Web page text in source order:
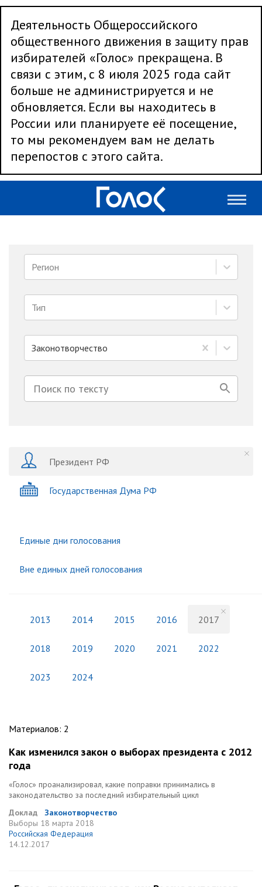
Деятельность Общероссийского
общественного движения в защиту прав
избирателей «Голос» прекращена. В
связи с этим, с 8 июля 2025 года сайт
больше не администрируется и не
обновляется. Если вы находитесь в
России или планируете её посещение,
то мы рекомендуем вам не делать
перепостов с этого сайта.
Регион
Тип
Законотворчество
Президент РФ
Государственная Дума РФ
Единые дни голосования
Вне единых дней голосования
2013 2014 2015 2016 2017
2018 2019 2020 2021 2022
2023 2024
Материалов: 2
Как изменился закон о выборах президента с 2012
года
«Голос» проанализировал, какие поправки принимались в
законодательство за последний избирательный цикл
Доклад
Законотворчество
Выборы 18 марта 2018
Российская Федерация
14.12.2017